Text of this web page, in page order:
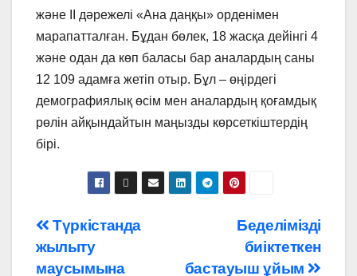
және ІІ дәрежелі «Ана даңқы» орденімен
марапатталған. Бұдан бөлек, 18 жасқа дейінгі 4
және одан да көп баласы бар аналардың саны
12 109 адамға жетіп отыр. Бұл – өңірдегі
демографиялық өсім мен аналардың қоғамдық
рөлін айқындайтын маңызды көрсеткіштердің
бірі.
Навигация
по
Беделімізді
биіктеткен
бастауыш ұйым
Түркістанда
жылыту
маусымына